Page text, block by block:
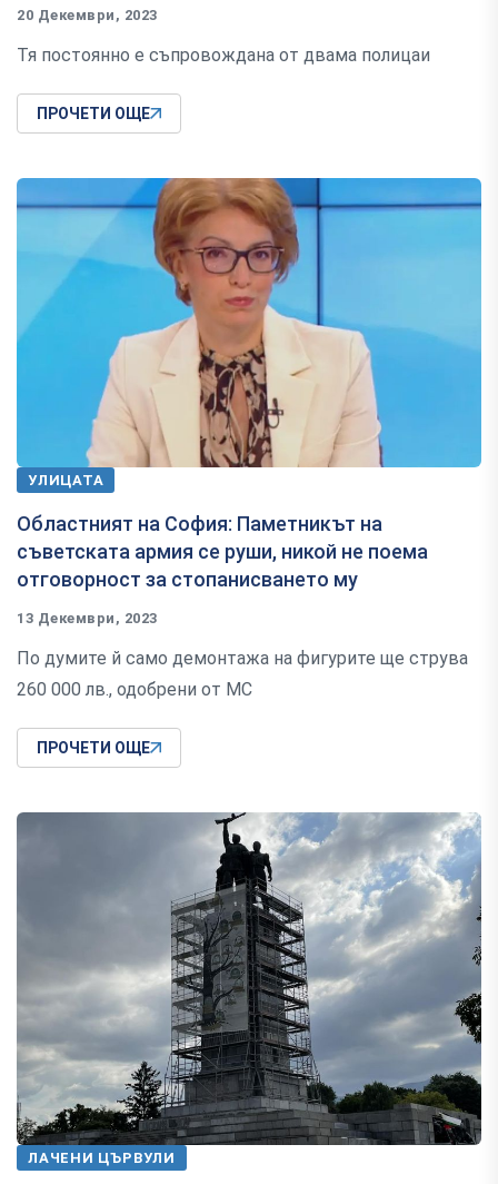
20 Декември, 2023
Тя постоянно е съпровождана от двама полицаи
ПРОЧЕТИ ОЩЕ
УЛИЦАТА
Областният на София: Паметникът на
съветската армия се руши, никой не поема
отговорност за стопанисването му
13 Декември, 2023
По думите й само демонтажа на фигурите ще струва
260 000 лв., одобрени от МС
ПРОЧЕТИ ОЩЕ
ЛАЧЕНИ ЦЪРВУЛИ